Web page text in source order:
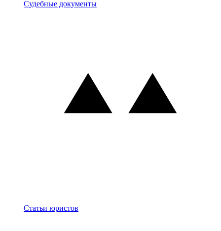
Документы
Судебные документы
Блог
Статьи юристов